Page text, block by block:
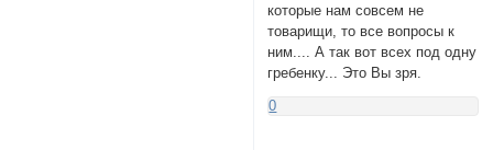
которые нам совсем не
товарищи, то все вопросы к
ним.... А так вот всех под одну
гребенку... Это Вы зря.
0